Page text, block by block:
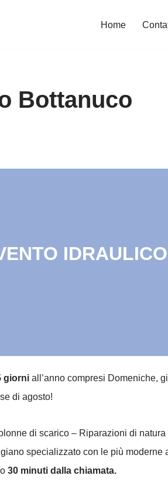
Home
Bottanuco
giorni all’anno compresi Domeniche,
di agosto!
di scarico – Riparazioni di
specializzato con le più moderne
30 minuti dalla chiamata.